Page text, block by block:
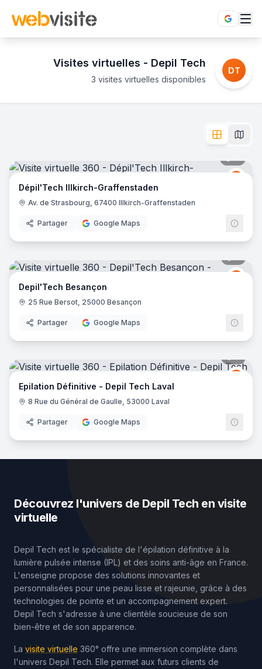
Visites virtuelles - Depil Tech
3 visites virtuelles disponibles
DT
établissements en
Depil'Tech Besançon- Besançon
Epilation Définitive - Depil Tech Laval
Dépil'Tech Illkirch-Graffenstaden
Av. de Strasbourg, 67400 Illkirch-Graffenstaden
Partager Google Maps
Depil'Tech Besançon
25 Rue Bersot, 25000 Besançon
Partager Google Maps
Epilation Définitive - Depil Tech Laval
8 Rue du Général de Gaulle, 53000 Laval
Partager Google Maps
Découvrez l'univers de Depil Tech en visite
virtuelle
Depil Tech est le spécialiste de l'épilation définitive à la
lumière pulsée intense (IPL) et des soins anti-âge en France.
L'enseigne propose des solutions innovantes et
personnalisées pour une peau lisse et rajeunie, grâce à des
technologies de pointe et un accompagnement expert.
Depil Tech s'adresse à une clientèle soucieuse de son
bien-être et de son apparence.
La visite virtuelle 360° offre une immersion complète dans
l'univers Depil Tech. Elle permet aux futurs clients de